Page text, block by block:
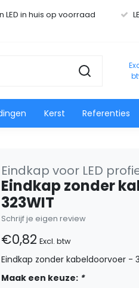
LED in huis op voorraad
Kerst Referenties
Eindkap voor LED
Eindkap zonder
323WIT
Schrijf je eigen review
€0,82 Excl. btw
Eindkap zonder kabeldoorvoer -
Maak een keuze: *